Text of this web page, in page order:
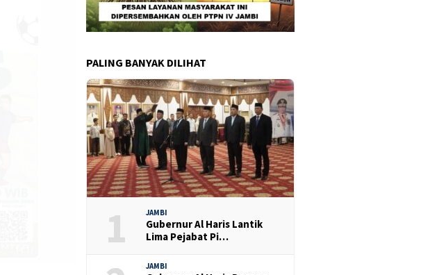
PALING BANYAK DILIHAT
1 JAMBI
Gubernur Al Haris Lantik
Lima Pejabat Pi…
JAMBI